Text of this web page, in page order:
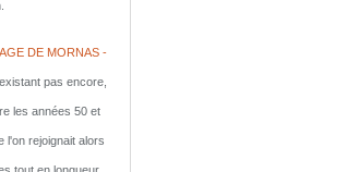
DE MORNAS -
pas encore,
les années 50 et
l'on rejoignait alors